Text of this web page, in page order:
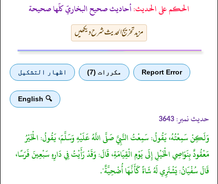
الحكم على الحديث:أحاديث صحيح البخاريّ كلّها صحيحة
مزید تخریج الحدیث شرح دیکھیں
Report Error مكررات (7) اظهار التشكيل
🔍 English
حدیث نمبر: 3643
وَلَكِنْ سَمِعْتُهُ، يَقُولُ: سَمِعْتُ النَّبِيَّ صَلَّى اللَّهُ عَلَيْهِ وَسَلَّمَ، يَقُولُ: الْخَيْرُ
مَعْقُودٌ بِنَوَاصِي الْخَيْلِ إِلَى يَوْمِ الْقِيَامَةِ، قَالَ: وَقَدْ رَأَيْتُ فِي دَارِهِ سَبْعِينَ فَرَسًا،
قَالَ سُفْيَانُ: يَشْتَرِي لَهُ شَاةً كَأَنَّهَا أُضْحِيَّةٌ".